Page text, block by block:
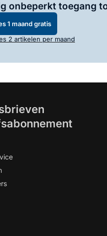
onbeperkt toegang
1 maand gratis
2 artikelen per maand